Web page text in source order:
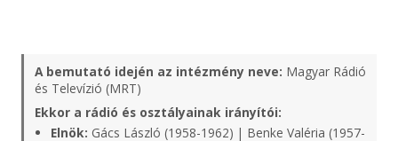
A bemutató idején az intézmény neve: Magyar Rádió
és Televízió (MRT)
Ekkor a rádió és osztályainak irányítói:
Elnök: Gács László (1958-1962) | Benke Valéria (1957-